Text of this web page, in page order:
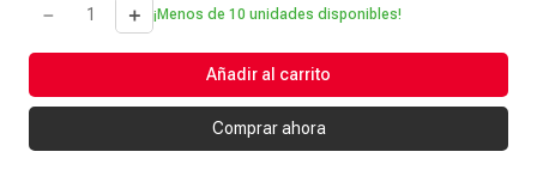
＋
－ ¡Menos de 10 unidades disponibles!
Añadir al carrito
Comprar ahora